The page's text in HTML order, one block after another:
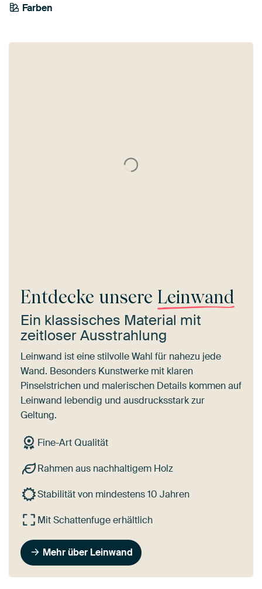
Farben
Blau
Entdecke unsere Leinwand
Ein klassisches Material mit
zeitloser Ausstrahlung
Leinwand ist eine stilvolle Wahl für nahezu jede
Wand. Besonders Kunstwerke mit klaren
Pinselstrichen und malerischen Details kommen auf
Leinwand lebendig und ausdrucksstark zur
Geltung.
Fine-Art Qualität
Rahmen aus nachhaltigem Holz
Stabilität von mindestens 10 Jahren
Mit Schattenfuge erhältlich
Mehr über Leinwand